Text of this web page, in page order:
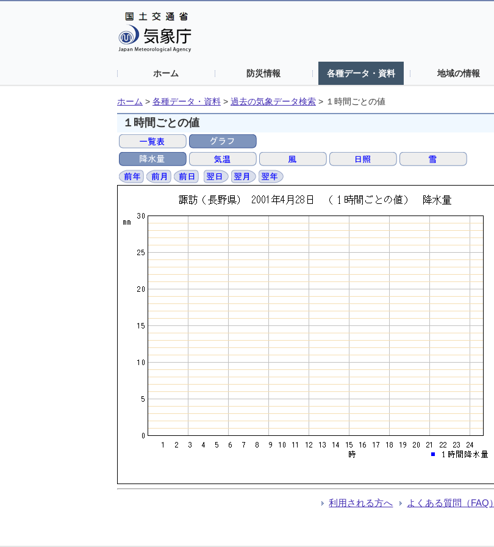
ホーム 防災情報 各種データ・資料 地域の情報
ホーム > 各種データ・資料 > 過去の気象データ検索 > １時間ごとの値
１時間ごとの値
利用される方へ よくある質問（FAQ）